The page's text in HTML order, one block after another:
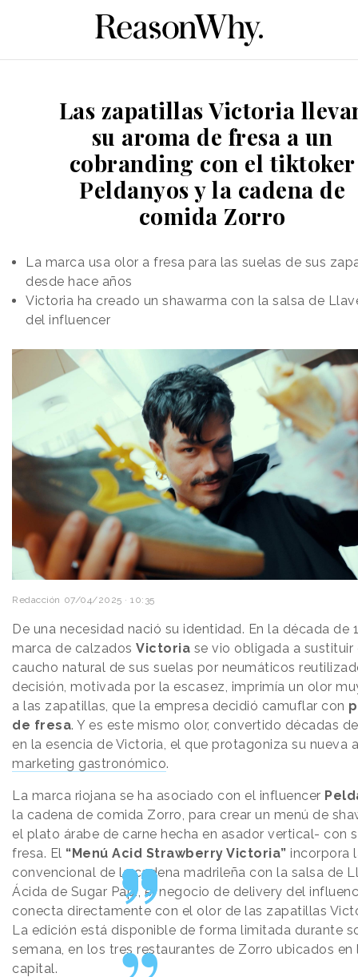
Las zapatillas Victoria
su aroma de fresa a un
cobranding con el tiktoker
Peldanyos y la cadena de
comida Zorro
La marca usa olor a fresa para las suelas de sus
desde hace años
Victoria ha creado un shawarma con la salsa de
del influencer
Redacción 07/04/2025 · 10:35
De una necesidad nació su identidad. En la década de
marca de calzados Victoria se vio obligada a sustituir
caucho natural de sus suelas por neumáticos
decisión, motivada por la escasez, imprimía un olor
a las zapatillas, que la empresa decidió camuflar con
de fresa. Y es este mismo olor, convertido décadas
en la esencia de Victoria, el que protagoniza su nueva
marketing gastronómico.
La marca riojana se ha asociado con el influencer
la cadena de comida Zorro, para crear un menú de
el plato árabe de carne hecha en asador vertical- con
fresa. El “Menú Acid Strawberry Victoria” incorpora
convencional de la cadena madrileña con la salsa de
Ácida de Sugar Papi, el negocio de delivery del
conecta directamente con el olor de las zapatillas
La edición está disponible de forma limitada durante
semana, en los tres restaurantes de Zorro ubicados en
capital.